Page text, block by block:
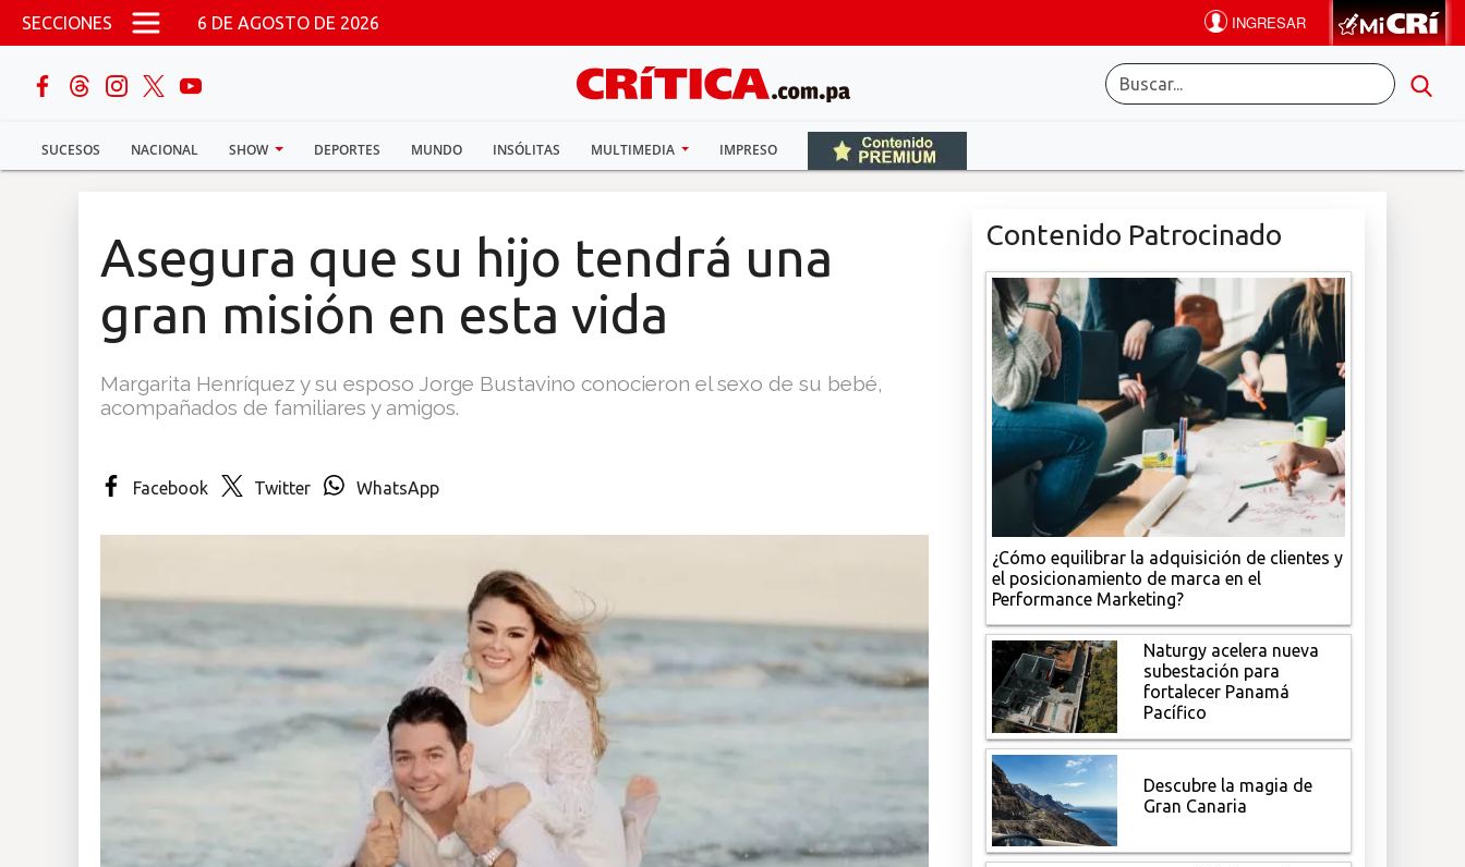
Pasar al contenido principal
SECCIONES 6 DE AGOSTO DE 2026
SUCESOS NACIONAL SHOW DEPORTES MUNDO INSÓLITAS MULTIMEDIA IMPRESO
buscar
Sucesos
Asegura que su hijo tendrá una
gran misión en esta vida
Margarita Henríquez y su esposo Jorge Bustavino conocieron el sexo de su bebé,
acompañados de familiares y amigos.
Facebook Twitter WhatsApp
Contenido Patrocinado
¿Cómo equilibrar la adquisición de clientes y
el posicionamiento de marca en el
Performance Marketing?
Naturgy acelera nueva
subestación para
fortalecer Panamá
Pacífico
Descubre la magia de
Gran Canaria